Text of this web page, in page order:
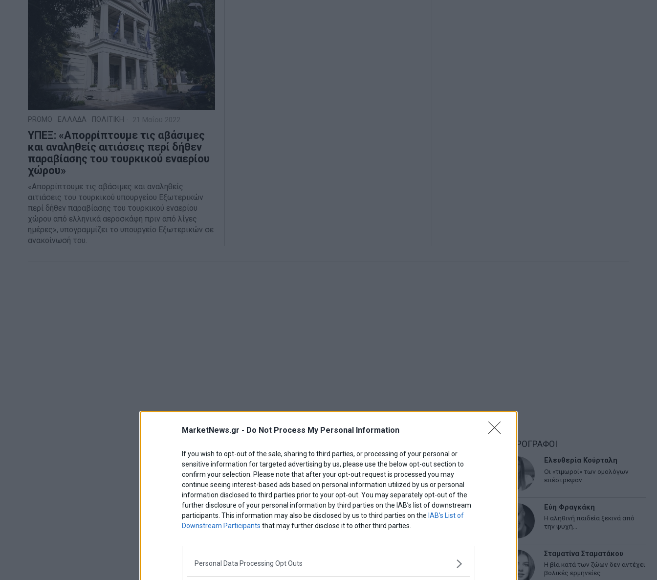
MarketNews.gr - Do Not Process My Personal Information
If you wish to opt-out of the sale, sharing to third parties, or processing of your personal or
sensitive information for targeted advertising by us, please use the below opt-out section to
confirm your selection. Please note that after your opt-out request is processed you may
continue seeing interest-based ads based on personal information utilized by us or personal
information disclosed to third parties prior to your opt-out. You may separately opt-out of the
further disclosure of your personal information by third parties on the IAB’s list of downstream
participants. This information may also be disclosed by us to third parties on the IAB’s List of
Downstream Participants that may further disclose it to other third parties.
Personal Data Processing Opt Outs
PROMO ΕΛΛΑΔΑ ΠΟΛΙΤΙΚΗ 21 Μαΐου 2022
ΥΠΕΞ: «Απορρίπτουμε τις αβάσιμες
και αναληθείς αιτιάσεις περί δήθεν
παραβίασης του τουρκικού εναερίου
χώρου»
«Απορρίπτουμε τις αβάσιμες και αναληθείς
αιτιάσεις του τουρκικού υπουργείου Εξωτερικών
περί δήθεν παραβίασης του τουρκικού εναερίου
χώρου από ελληνικά αεροσκάφη πριν από λίγες
ημέρες», υπογραμμίζει το υπουργείο Εξωτερικών σε
ανακοίνωσή του.
ΑΡΘΡΟΓΡΑΦΟΙ
Ελευθερία Κούρταλη
Οι «τιμωροί» των ομολόγων
επέστρεψαν
Εύη Φραγκάκη
Η αληθινή παιδεία ξεκινά από
την ψυχή…
Σταματίνα Σταματάκου
Η βία κατά των ζώων δεν αντέχει
βολικές ερμηνείες